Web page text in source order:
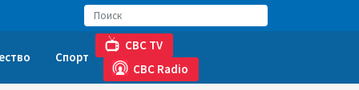
Спорт
CBC TV
CBC Radio